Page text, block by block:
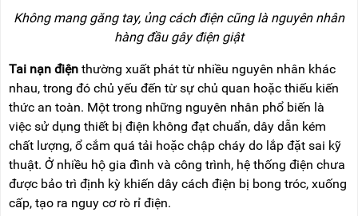
HIỂM
TỰ
XE
NÂNG
Không mang găng tay, ủng cách điện cũng là nguyên nhân
hàng đầu gây điện giật
Tai nạn điện thường xuất phát từ nhiều nguyên nhân khác
nhau, trong đó chủ yếu đến từ sự chủ quan hoặc thiếu kiến
thức an toàn. Một trong những nguyên nhân phổ biến là
việc sử dụng thiết bị điện không đạt chuẩn, dây dẫn kém
chất lượng, ổ cắm quá tải hoặc chập cháy do lắp đặt sai kỹ
thuật. Ở nhiều hộ gia đình và công trình, hệ thống điện chưa
được bảo trì định kỳ khiến dây cách điện bị bong tróc, xuống
cấp, tạo ra nguy cơ rò rỉ điện.